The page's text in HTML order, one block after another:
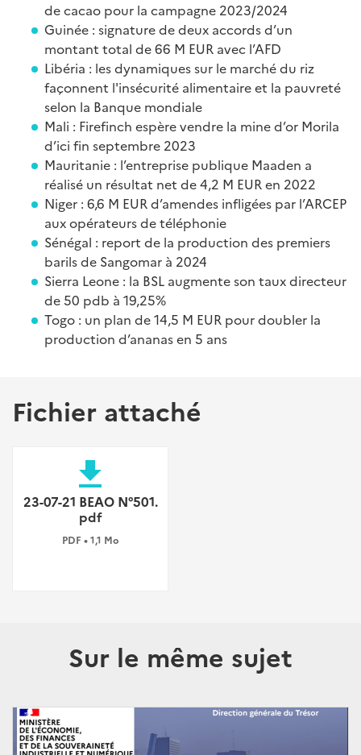
de cacao pour la campagne 2023/2024
Guinée : signature de deux accords d’un
montant total de 66 M EUR avec l’AFD
Libéria : les dynamiques sur le marché du riz
façonnent l'insécurité alimentaire et la pauvreté
selon la Banque mondiale
Mali : Firefinch espère vendre la mine d’or Morila
d’ici fin septembre 2023
Mauritanie : l’entreprise publique Maaden a
réalisé un résultat net de 4,2 M EUR en 2022
Niger : 6,6 M EUR d’amendes infligées par l’ARCEP
aux opérateurs de téléphonie
Sénégal : report de la production des premiers
barils de Sangomar à 2024
Sierra Leone : la BSL augmente son taux directeur
de 50 pdb à 19,25%
Togo : un plan de 14,5 M EUR pour doubler la
production d’ananas en 5 ans
Fichier attaché
file_download
23-07-21 BEAO N°501.
pdf
PDF • 1,1 Mo
Sur le même sujet